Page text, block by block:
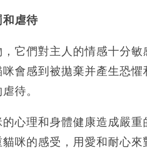
和虐待
它們對主人的情感十分
會感到被拋棄并產生恐
待。
心理和身體健康造成嚴
咪的感受，用愛和耐心來